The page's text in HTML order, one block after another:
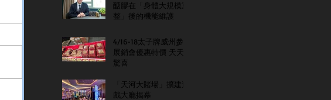
醣膠在「身體大規模重
整」後的機能維護
4/16-18太子牌威州參
展銷會優惠特價 天天
驚喜
「天河大賭場」擴建遊
戲大廳揭幕